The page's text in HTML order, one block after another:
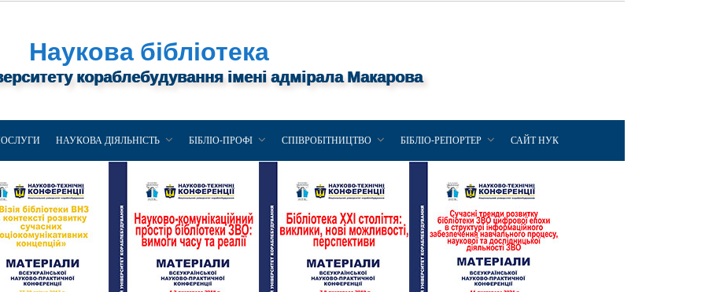
Наукова бібліотека
кораблебудування імені адмірала Макарова
НАУКОВА ДІЯЛЬНІСТЬ БІБЛІО-ПРОФІ СПІВРОБІТНИЦТВО БІБЛІО-РЕПОРТЕР САЙТ НУК